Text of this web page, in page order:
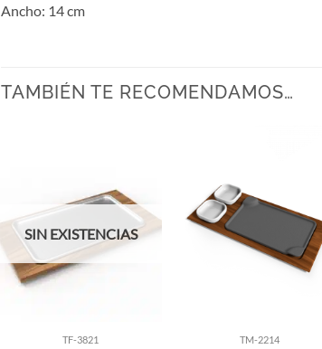
Ancho: 14 cm
TAMBIÉN TE RECOMENDAMOS…
SIN EXISTENCIAS
TF-3821 TM-2214